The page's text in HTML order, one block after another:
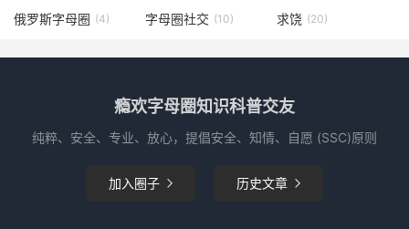
俄罗斯字母圈 (4) 字母圈社交 (10) 求饶 (20)
瘾欢字母圈知识科普交友
纯粹、安全、专业、放心，提倡安全、知情、自愿 (SSC)原则
加入圈子  历史文章 